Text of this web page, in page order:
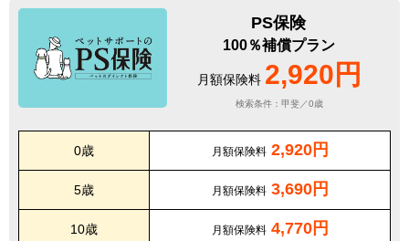
PS保険
100％補償プラン
月額保険料 2,920円
検索条件：甲斐／0歳
0歳 月額保険料 2,920円
5歳 月額保険料 3,690円
10歳 月額保険料 4,770円